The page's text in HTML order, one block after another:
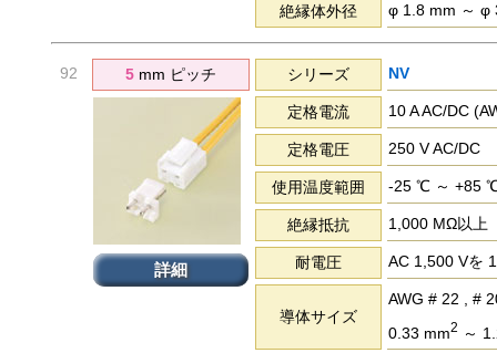
絶縁体外径 φ 1.8 mm ～ φ
92 5 mm ピッチ シリーズ NV
詳細
定格電流 10 A AC/DC
定格電圧 250 V AC/DC
使用温度範囲 -25 ℃ ～ +85
絶縁抵抗 1,000 MΩ以上
耐電圧 AC 1,500 Vを
導体サイズ
AWG # 22 , #
0.33 mm2 ～